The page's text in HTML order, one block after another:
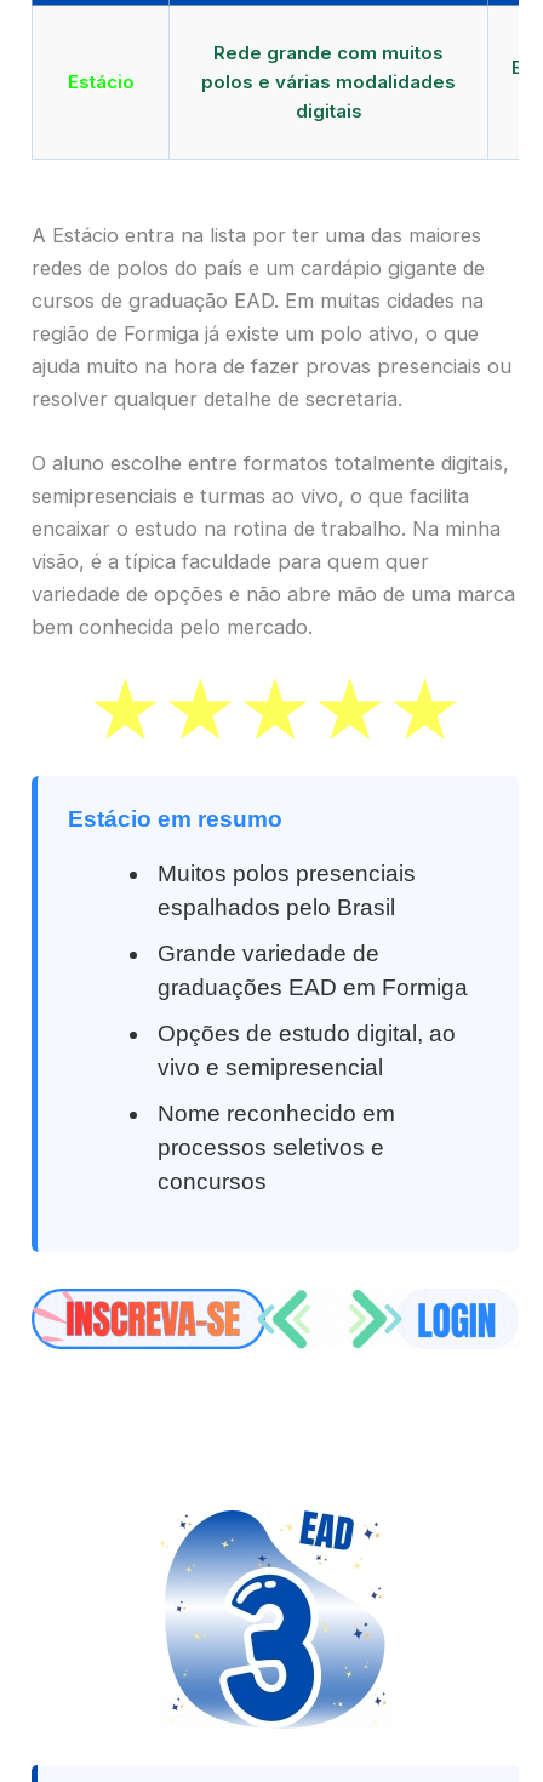
Estácio
Rede grande com muitos
polos e várias modalidades
digitais
A Estácio entra na lista por ter uma das maiores
redes de polos do país e um cardápio gigante de
cursos de graduação EAD. Em muitas cidades na
região de Formiga já existe um polo ativo, o que
ajuda muito na hora de fazer provas presenciais ou
resolver qualquer detalhe de secretaria.
O aluno escolhe entre formatos totalmente digitais,
semipresenciais e turmas ao vivo, o que facilita
encaixar o estudo na rotina de trabalho. Na minha
visão, é a típica faculdade para quem quer
variedade de opções e não abre mão de uma marca
bem conhecida pelo mercado.
Estácio em resumo
Muitos polos presenciais
espalhados pelo Brasil
Grande variedade de
graduações EAD em Formiga
Opções de estudo digital, ao
vivo e semipresencial
Nome reconhecido em
processos seletivos e
concursos